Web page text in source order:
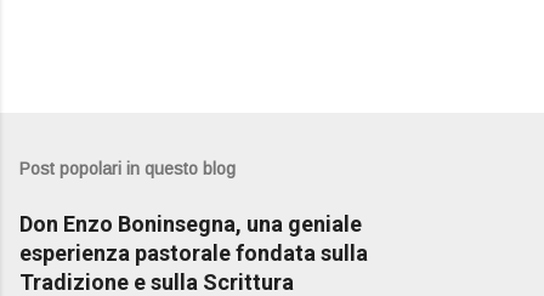
Post popolari in questo blog
Don Enzo Boninsegna, una geniale
esperienza pastorale fondata sulla
Tradizione e sulla Scrittura